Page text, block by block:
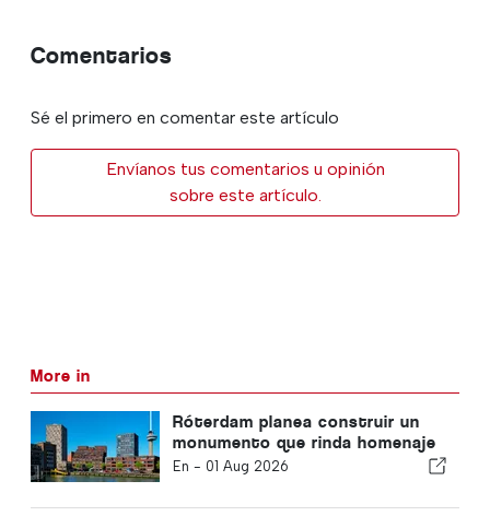
Comentarios
Sé el primero en comentar este artículo
Envíanos tus comentarios u opinión
sobre este artículo.
More in
Róterdam planea construir un
monumento que rinda homenaje
a las soluciones sostenibles
En - 01 Aug 2026